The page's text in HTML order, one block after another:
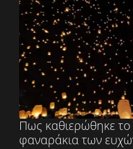
Πως καθιερώθηκε το
φαναράκια των